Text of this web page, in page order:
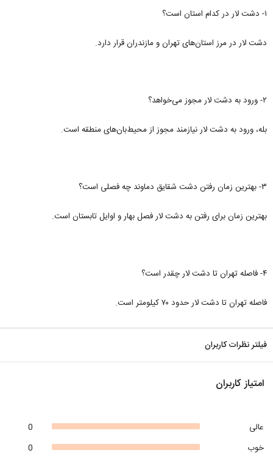
۱- دشت لار در کدام استان است؟
دشت لار در مرز استان‌های تهران و مازندران قرار دارد.
۲- ورود به دشت لار مجوز می‌خواهد؟
بله، ورود به دشت لار نیازمند مجوز از محیط‌بان‌های منطقه است.
۳- بهترین زمان رفتن دشت شقایق دماوند چه فصلی است؟
بهترین زمان برای رفتن به دشت لار فصل بهار و اوایل تابستان است.
۴- فاصله تهران تا دشت لار چقدر است؟
فاصله تهران تا دشت لار حدود ۷۰ کیلومتر است.
فیلتر نظرات کاربران
امتیاز کاربران
0
عالی
0
خوب